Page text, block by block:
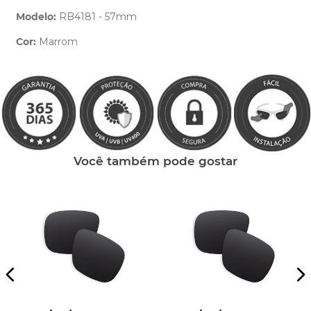
Modelo: RB4181 - 57mm
Cor: Marrom
Você também pode gostar